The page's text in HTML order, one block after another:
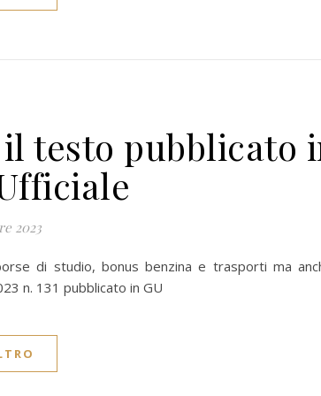
testo pubblicato
2023
di studio, bonus benzina e trasporti ma
n. 131 pubblicato in GU